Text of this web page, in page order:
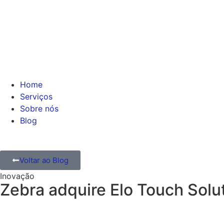
Home
Serviços
Sobre nós
Blog
Voltar ao Blog
Inovação
Zebra adquire Elo Touch